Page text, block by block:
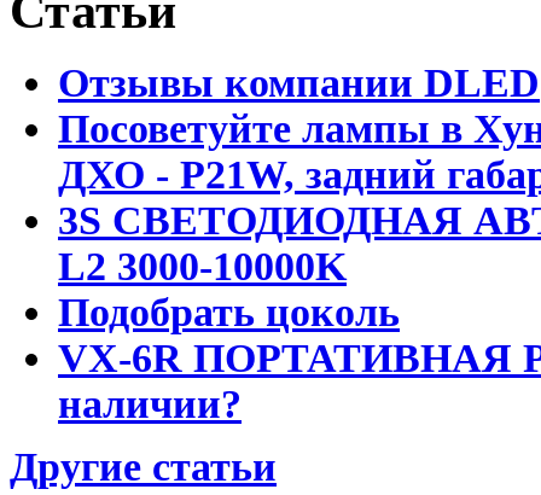
Отзывы компании DLED
Посоветуйте лампы в
ДХО - P21W, задний
3S СВЕТОДИОДНАЯ
L2 3000-10000K
Подобрать цоколь
VX-6R ПОРТАТИВНАЯ
наличии?
Другие статьи